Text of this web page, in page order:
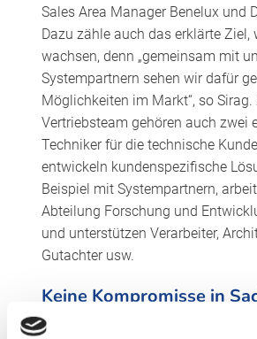
Sales Area Manager Benelux und
Dazu zähle auch das erklärte Ziel,
wachsen, denn „gemeinsam mit
Systempartnern sehen wir dafür
Möglichkeiten im Markt“, so Sirag.
Vertriebsteam gehören auch zwei
Techniker für die technische
entwickeln kundenspezifische
Beispiel mit Systempartnern,
Abteilung Forschung und
und unterstützen Verarbeiter,
Gutachter usw.
Keine Kompromisse in
Sicherheit